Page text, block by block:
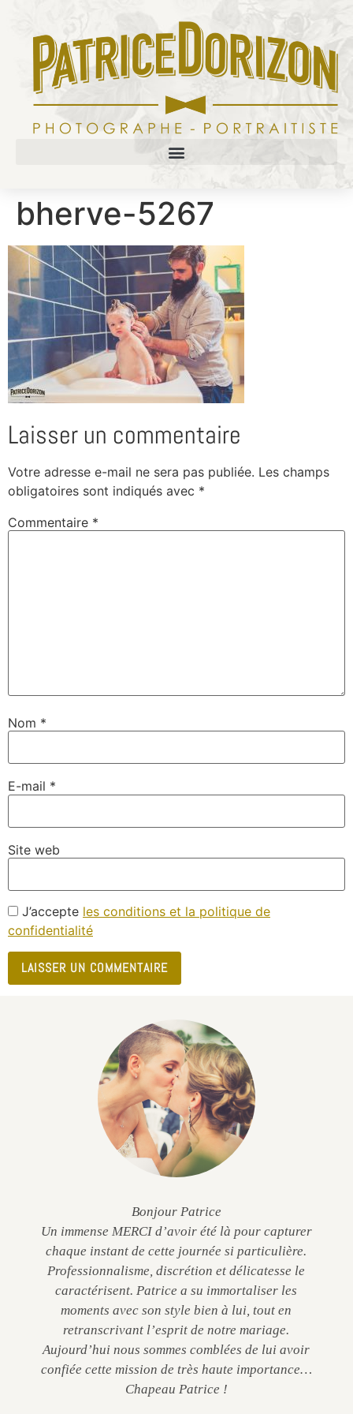
bherve-5267
Laisser un commentaire
Votre adresse e-mail ne sera pas publiée. Les champs
obligatoires sont indiqués avec *
Commentaire *
Nom *
E-mail *
Site web
J’accepte les conditions et la politique de
confidentialité
Bonjour Patrice
Un immense MERCI d’avoir été là pour capturer
chaque instant de cette journée si particulière.
Professionnalisme, discrétion et délicatesse le
caractérisent. Patrice a su immortaliser les
moments avec son style bien à lui, tout en
retranscrivant l’esprit de notre mariage.
Aujourd’hui nous sommes comblées de lui avoir
confiée cette mission de très haute importance…
Chapeau Patrice !